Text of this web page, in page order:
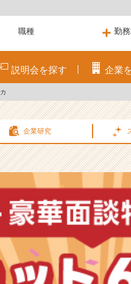
説明会を探す 企業
企業研究